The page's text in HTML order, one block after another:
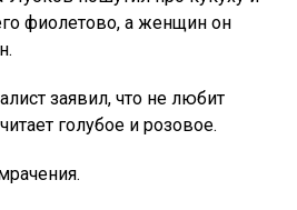
фиолетово, а женщин он
заявил, что не любит
голубое и розовое.